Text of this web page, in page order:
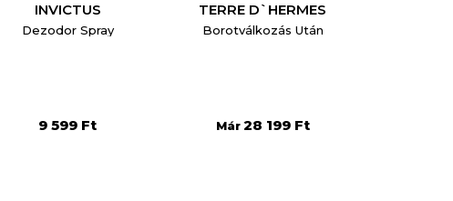
INVICTUS
Dezodor Spray
9 599 Ft
TERRE D`HERMES
Borotválkozás Után
Már 28 199 Ft